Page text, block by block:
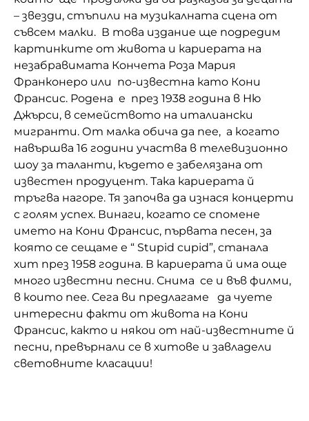
Домашен любимец
Питаме Ви
До ре ми
– звезди, стъпили на музикалната сцена от
съвсем малки. В това издание ще подредим
картинките от живота и кариерата на
незабравимата Кончета Роза Мария
Франконеро или по-известна като Кони
Франсис. Родена е през 1938 година в Ню
Джърси, в семейството на италиански
мигранти. От малка обича да пее, а когато
навършва 16 години участва в телевизионно
шоу за таланти, където е забелязана от
известен продуцент. Така кариерата й
тръгва нагоре. Тя започва да изнася концерти
с голям успех. Винаги, когато се спомене
името на Кони Франсис, първата песен, за
която се сещаме е “ Stupid cupid”, станала
хит през 1958 година. В кариерата й има още
много известни песни. Снима се и във филми,
в които пее. Сега ви предлагаме да чуете
интересни факти от живота на Кони
Франсис, както и някои от най-известните й
песни, превърнали се в хитове и завладели
световните класации!